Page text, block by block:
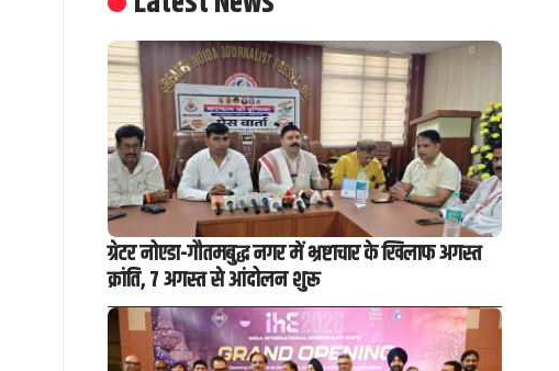
ग्रेटर नोएडा-गौतमबुद्ध नगर में भ्रष्टाचार के खिलाफ अगस्त
क्रांति, 7 अगस्त से आंदोलन शुरू